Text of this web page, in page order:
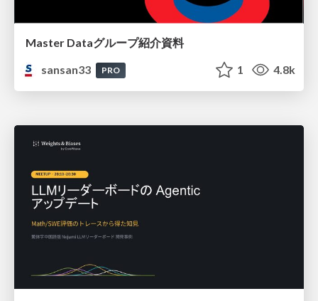
Master Dataグループ紹介資料
sansan33
PRO 1 4.8k